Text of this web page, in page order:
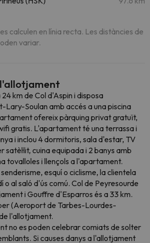
calculen en línia recta. Les distàncies de
variar.
km de Col d'Aspin i disposa
Lary-Soulan amb accés a una piscina
ofereix pàrquing privat gratuït,
gratis. L'apartament té una terrassa i
i inclou 4 dormitoris, sala d'estar, TV
satèl·lit, cuina equipada i 2 banys amb
tovalloles i llençols a l'apartament.
esquí o ciclisme, la clientela
o al saló d'ús comú. Col de Peyresourde
i Gouffre d'Esparros és a 33 km.
(Aeroport de Tarbes-Lourdes-
l'allotjament.
no es poden celebrar comiats de solter
Si causes danys a l'allotjament